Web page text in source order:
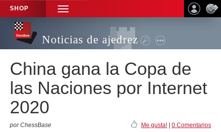
SHOP
TOGGLE
NAVIGATION
Noticias de ajedrez
China gana la Copa de
las Naciones por Internet
2020
por ChessBase Me gusta! 0 Comentarios